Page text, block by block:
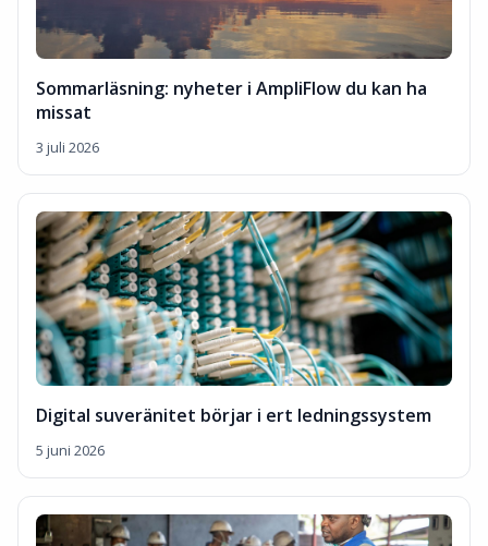
Sommarläsning: nyheter i AmpliFlow du kan ha
missat
3 juli 2026
Digital suveränitet börjar i ert ledningssystem
5 juni 2026